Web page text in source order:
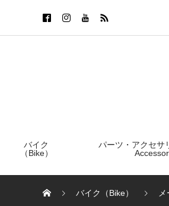
バイク
（Bike）
パーツ・アクセサ
バイク（Bike）